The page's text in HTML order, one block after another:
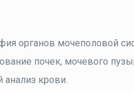
органов мочеполовой
почек, мочевого
крови.